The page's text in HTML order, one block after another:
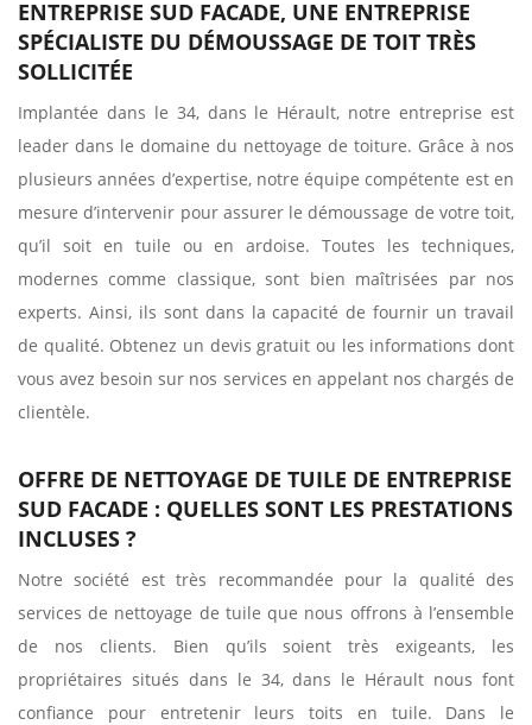
ENTREPRISE SUD FACADE, UNE ENTREPRISE
SPÉCIALISTE DU DÉMOUSSAGE DE TOIT TRÈS
SOLLICITÉE
Implantée dans le 34, dans le Hérault, notre entreprise est
leader dans le domaine du nettoyage de toiture. Grâce à nos
plusieurs années d’expertise, notre équipe compétente est en
mesure d’intervenir pour assurer le démoussage de votre toit,
qu’il soit en tuile ou en ardoise. Toutes les techniques,
modernes comme classique, sont bien maîtrisées par nos
experts. Ainsi, ils sont dans la capacité de fournir un travail
de qualité. Obtenez un devis gratuit ou les informations dont
vous avez besoin sur nos services en appelant nos chargés de
clientèle.
OFFRE DE NETTOYAGE DE TUILE DE ENTREPRISE
SUD FACADE : QUELLES SONT LES PRESTATIONS
INCLUSES ?
Notre société est très recommandée pour la qualité des
services de nettoyage de tuile que nous offrons à l’ensemble
de nos clients. Bien qu’ils soient très exigeants, les
propriétaires situés dans le 34, dans le Hérault nous font
confiance pour entretenir leurs toits en tuile. Dans le